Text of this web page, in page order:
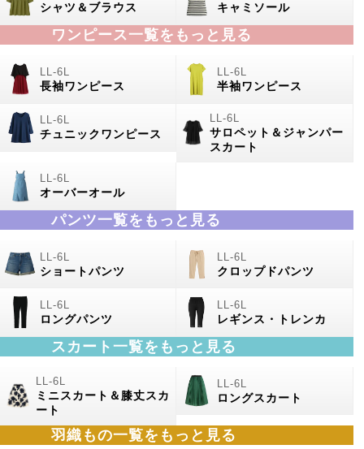
シャツ＆ブラウス キャミソール
ワンピース一覧をもっと見る
長袖ワンピース 半袖ワンピース
チュニックワンピース
サロペット＆ジャンパー
スカート
オーバーオール
パンツ一覧をもっと見る
ショートパンツ クロップドパンツ
ロングパンツ レギンス・トレンカ
スカート一覧をもっと見る
ミニスカート＆膝丈スカ
ート
ロングスカート
羽織もの一覧をもっと見る